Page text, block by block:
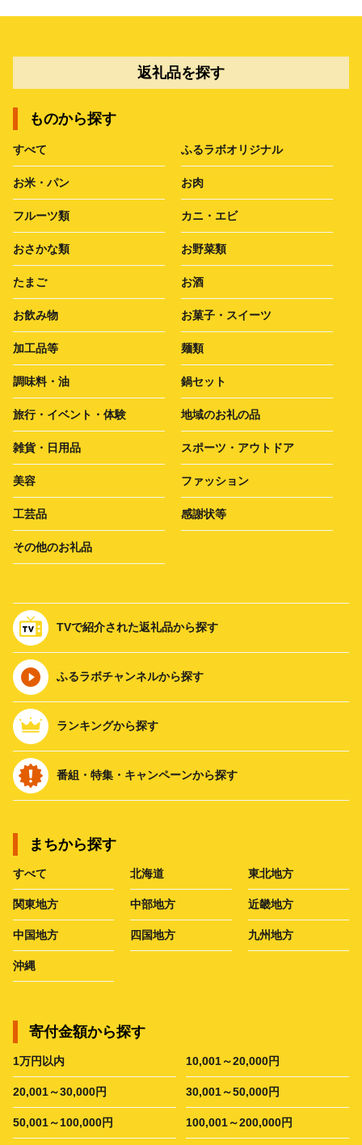
返礼品を探す
ものから探す
すべて ふるラボオリジナル
お米・パン お肉
フルーツ類 カニ・エビ
おさかな類 お野菜類
たまご お酒
お飲み物 お菓子・スイーツ
加工品等 麺類
調味料・油 鍋セット
旅行・イベント・体験 地域のお礼の品
雑貨・日用品 スポーツ・アウトドア
美容 ファッション
工芸品 感謝状等
その他のお礼品
TVで紹介された返礼品から探す
ふるラボチャンネルから探す
ランキングから探す
番組・特集・キャンペーンから探す
まちから探す
すべて 北海道 東北地方
関東地方 中部地方 近畿地方
中国地方 四国地方 九州地方
沖縄
寄付金額から探す
1万円以内 10,001～20,000円
20,001～30,000円 30,001～50,000円
50,001～100,000円 100,001～200,000円